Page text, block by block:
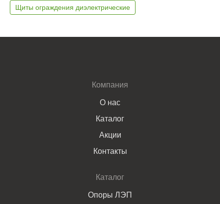
Щиты ограждения диэлектрические
Компания
О нас
Каталог
Акции
Контакты
Каталог
Опоры ЛЭП